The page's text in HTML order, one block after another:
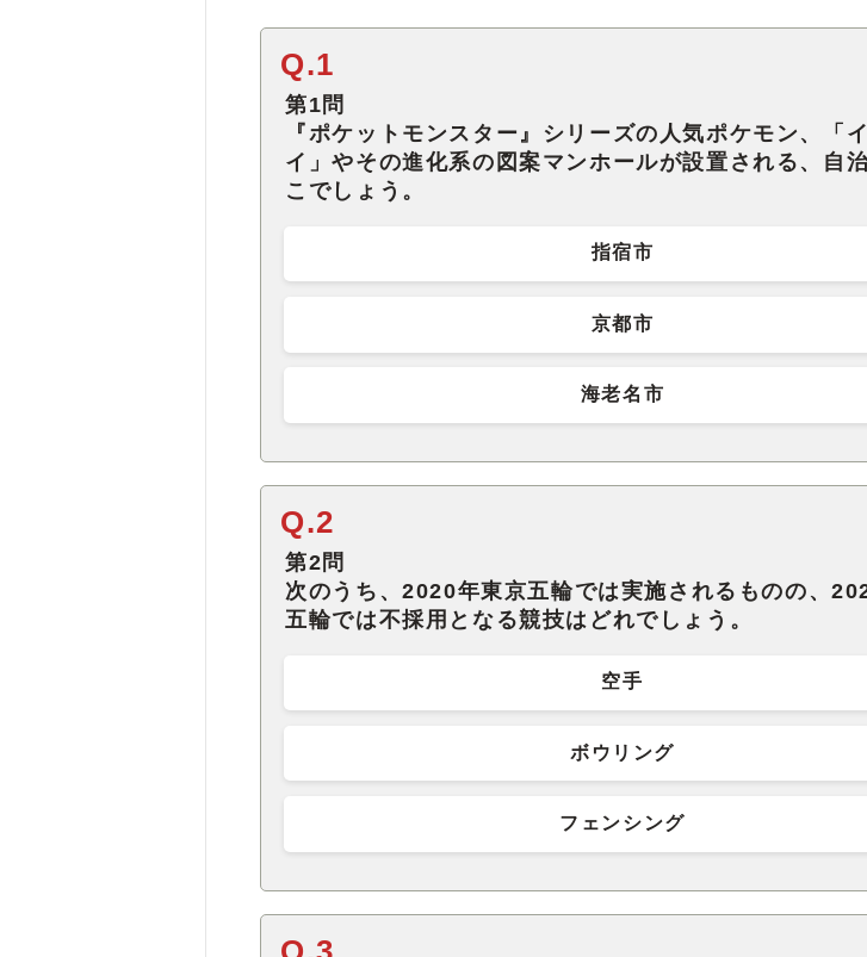
Q.1
第1問
『ポケットモンスター』シリーズの人気ポケモン、「
イ」やその進化系の図案マンホールが設置される、自
こでしょう。
指宿市
京都市
海老名市
Q.2
第2問
次のうち、2020年東京五輪では実施されるものの、
五輪では不採用となる競技はどれでしょう。
空手
ボウリング
フェンシング